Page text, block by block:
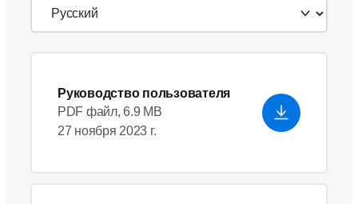
Руководство пользователя
PDF файл, 6.9 MB
27 ноября 2023 г.